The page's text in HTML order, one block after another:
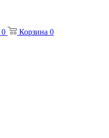
0 Корзина 0